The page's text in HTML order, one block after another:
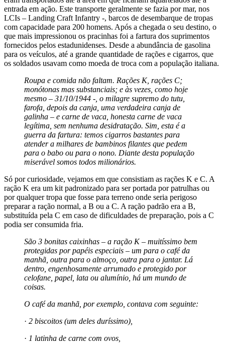
entrada em ação. Este transporte geralmente se fazia por mar, nos
LCIs – Landing Craft Infantry -, barcos de desembarque de tropas
com capacidade para 200 homens. Após a chegada o seu destino, o
que mais impressionou os pracinhas foi a fartura dos suprimentos
fornecidos pelos estadunidenses. Desde a abundância de gasolina
para os veículos, até a grande quantidade de rações e cigarros, que
os soldados usavam como moeda de troca com a população italiana.
Roupa e comida não faltam. Rações K, rações C;
monótonas mas substanciais; e às vezes, como hoje
mesmo – 31/10/1944 -, o milagre supremo do tutu,
farofa, depois da canja, uma verdadeira canja de
galinha – e carne de vaca, honesta carne de vaca
legítima, sem nenhuma desidratação. Sim, esta é a
guerra da fartura: temos cigarros bastantes para
atender a milhares de bambinos filantes que pedem
para o babo ou para o nono. Diante desta população
miserável somos todos milionários.
Só por curiosidade, vejamos em que consistiam as rações K e C. A
ração K era um kit padronizado para ser portada por patrulhas ou
por qualquer tropa que fosse para terreno onde seria perigoso
preparar a ração normal, a B ou a C. A ração padrão era a B,
substituída pela C em caso de dificuldades de preparação, pois a C
podia ser consumida fria.
São 3 bonitas caixinhas – a ração K – muitíssimo bem
protegidas por papéis especiais – um para o café da
manhã, outra para o almoço, outra para o jantar. Lá
dentro, engenhosamente arrumado e protegido por
celofane, papel, lata ou alumínio, há um mundo de
coisas.
O café da manhã, por exemplo, contava com seguinte:
· 2 biscoitos (um deles duríssimo),
· 1 latinha de carne com ovos,